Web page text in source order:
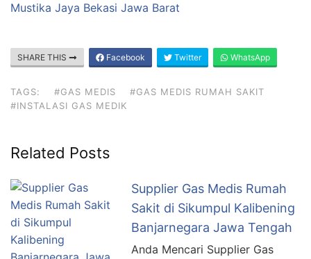
Mustika Jaya Bekasi Jawa Barat
SHARE THIS Facebook Twitter WhatsApp
TAGS: #GAS MEDIS
#GAS MEDIS RUMAH SAKIT
#INSTALASI GAS MEDIK
Related Posts
Supplier Gas Medis Rumah
Sakit di Sikumpul Kalibening
Banjarnegara Jawa Tengah
Anda Mencari Supplier Gas